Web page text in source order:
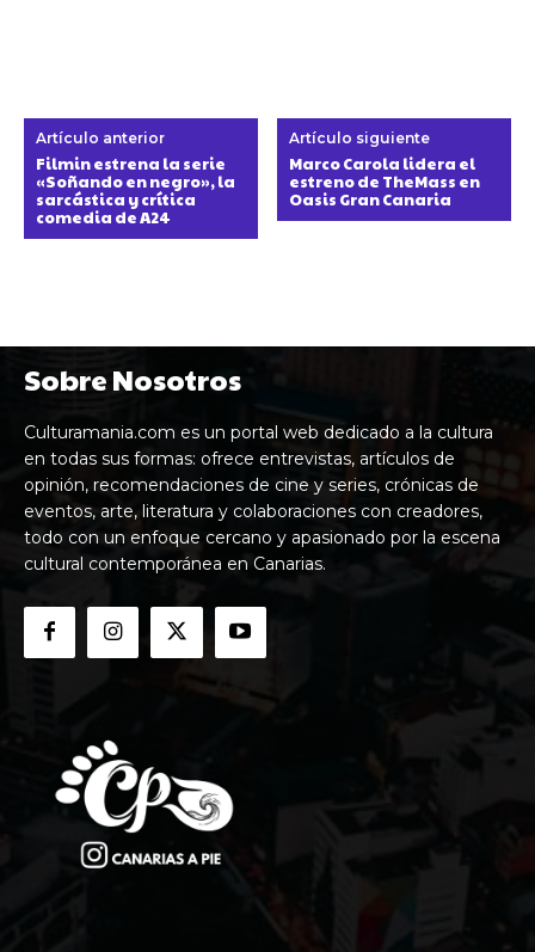
Artículo anterior
Filmin estrena la serie
«Soñando en negro», la
sarcástica y crítica
comedia de A24
Artículo siguiente
Marco Carola lidera el
estreno de TheMass en
Oasis Gran Canaria
Sobre Nosotros
Culturamania.com es un portal web dedicado a la cultura
en todas sus formas: ofrece entrevistas, artículos de
opinión, recomendaciones de cine y series, crónicas de
eventos, arte, literatura y colaboraciones con creadores,
todo con un enfoque cercano y apasionado por la escena
cultural contemporánea en Canarias.